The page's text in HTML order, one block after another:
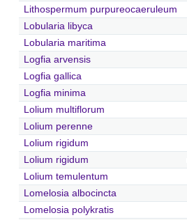
Lithospermum purpureocaeruleum
Lobularia libyca
Lobularia maritima
Logfia arvensis
Logfia gallica
Logfia minima
Lolium multiflorum
Lolium perenne
Lolium rigidum
Lolium rigidum
Lolium temulentum
Lomelosia albocincta
Lomelosia polykratis